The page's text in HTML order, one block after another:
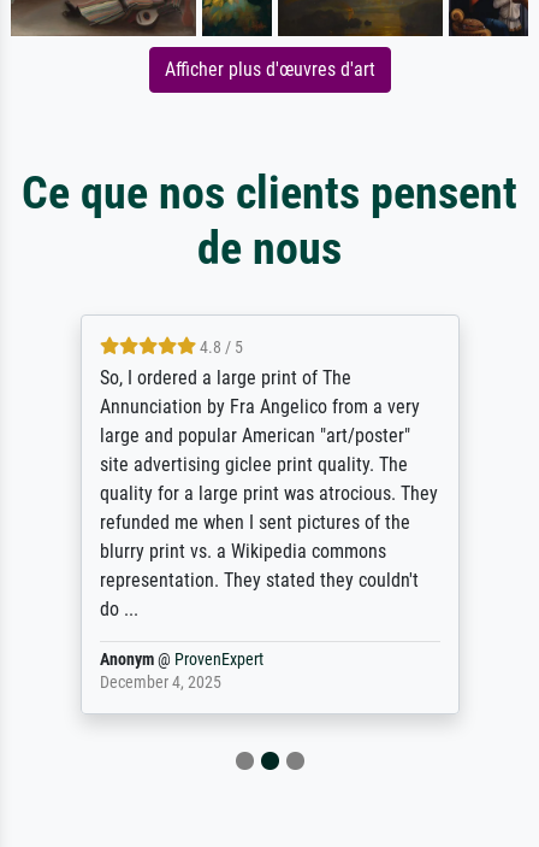
Afficher plus d'œuvres d'art
Ce que nos clients pensent
de nous
4.8 / 5
So, I ordered a large print of The
Annunciation by Fra Angelico from a very
large and popular American "art/poster"
site advertising giclee print quality. The
quality for a large print was atrocious. They
refunded me when I sent pictures of the
blurry print vs. a Wikipedia commons
representation. They stated they couldn't
do ...
Anonym@ ProvenExpert
December 4, 2025